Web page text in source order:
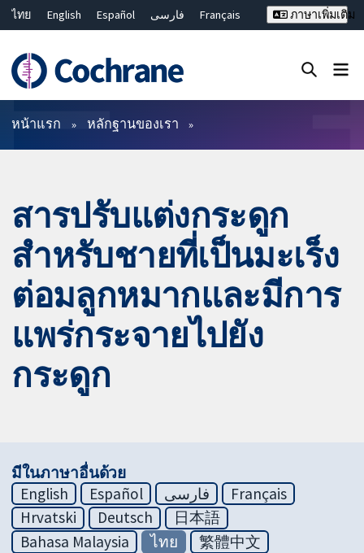
ไทย English Español فارسی
Français
Bahasa Malaysia
繁體中文 简体中文
ภาษาเพิ่มเติม
ตัวกรอง
หน้าแรก หลักฐานของเรา
สารปรับแต่งกระดูก
สำหรับชายที่เป็นมะเร็ง
ต่อมลูกหมากและมีการ
แพร่กระจายไปยัง
กระดูก
มีในภาษาอื่นด้วย
English
Español فارسی
Français
Hrvatski
Deutsch
日本語
Bahasa Malaysia
ไทย
繁體中文